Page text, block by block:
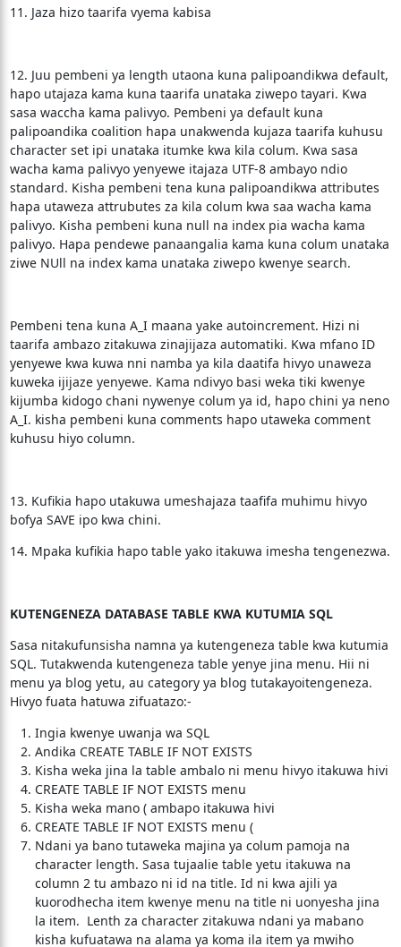
11. Jaza hizo taarifa vyema kabisa
12. Juu pembeni ya length utaona kuna palipoandikwa default,
hapo utajaza kama kuna taarifa unataka ziwepo tayari. Kwa
sasa waccha kama palivyo. Pembeni ya default kuna
palipoandika coalition hapa unakwenda kujaza taarifa kuhusu
character set ipi unataka itumke kwa kila colum. Kwa sasa
wacha kama palivyo yenyewe itajaza UTF-8 ambayo ndio
standard. Kisha pembeni tena kuna palipoandikwa attributes
hapa utaweza attrubutes za kila colum kwa saa wacha kama
palivyo. Kisha pembeni kuna null na index pia wacha kama
palivyo. Hapa pendewe panaangalia kama kuna colum unataka
ziwe NUll na index kama unataka ziwepo kwenye search.
Pembeni tena kuna A_I maana yake autoincrement. Hizi ni
taarifa ambazo zitakuwa zinajijaza automatiki. Kwa mfano ID
yenyewe kwa kuwa nni namba ya kila daatifa hivyo unaweza
kuweka ijijaze yenyewe. Kama ndivyo basi weka tiki kwenye
kijumba kidogo chani nywenye colum ya id, hapo chini ya neno
A_I. kisha pembeni kuna comments hapo utaweka comment
kuhusu hiyo column.
13. Kufikia hapo utakuwa umeshajaza taafifa muhimu hivyo
bofya SAVE ipo kwa chini.
14. Mpaka kufikia hapo table yako itakuwa imesha tengenezwa.
KUTENGENEZA DATABASE TABLE KWA KUTUMIA SQL
Sasa nitakufunsisha namna ya kutengeneza table kwa kutumia
SQL. Tutakwenda kutengeneza table yenye jina menu. Hii ni
menu ya blog yetu, au category ya blog tutakayoitengeneza.
Hivyo fuata hatuwa zifuatazo:-
Ingia kwenye uwanja wa SQL
Andika CREATE TABLE IF NOT EXISTS
Kisha weka jina la table ambalo ni menu hivyo itakuwa hivi
CREATE TABLE IF NOT EXISTS menu
Kisha weka mano ( ambapo itakuwa hivi
CREATE TABLE IF NOT EXISTS menu (
Ndani ya bano tutaweka majina ya colum pamoja na
character length. Sasa tujaalie table yetu itakuwa na
column 2 tu ambazo ni id na title. Id ni kwa ajili ya
kuorodhecha item kwenye menu na title ni uonyesha jina
la item. Lenth za character zitakuwa ndani ya mabano
kisha kufuatawa na alama ya koma ila item ya mwiho